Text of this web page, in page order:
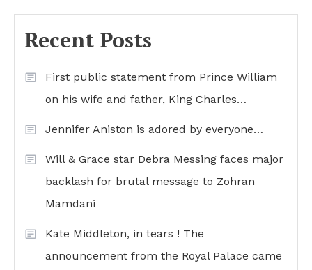
Recent Posts
First public statement from Prince William
on his wife and father, King Charles…
Jennifer Aniston is adored by everyone…
Will & Grace star Debra Messing faces major
backlash for brutal message to Zohran
Mamdani
Kate Middleton, in tears ! The
announcement from the Royal Palace came